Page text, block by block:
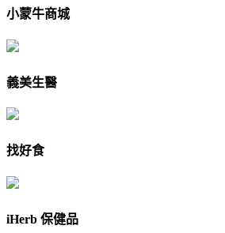
小蒙牛商城
義美生醫
找好食
iHerb 保健品